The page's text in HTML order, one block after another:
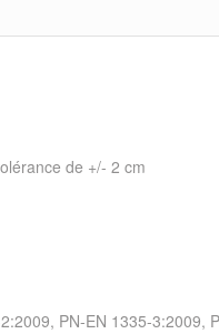
de +/- 2 cm
PN-EN 1335-3:2009,